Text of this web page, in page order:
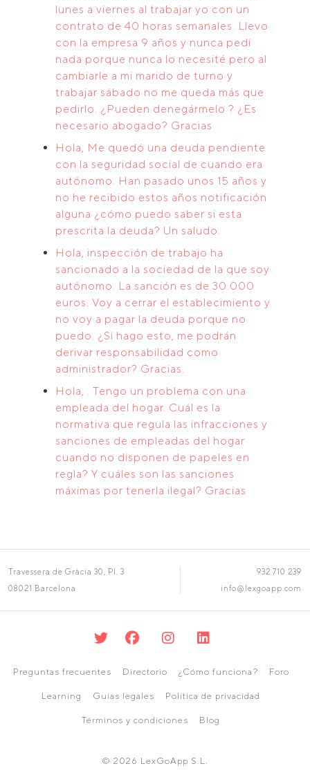
lunes a viernes al trabajar yo con un
contrato de 40 horas semanales. Llevo
con la empresa 9 años y nunca pedí
nada porque nunca lo necesité pero al
cambiarle a mi marido de turno y
trabajar sábado no me queda más que
pedirlo. ¿Pueden denegármelo ? ¿Es
necesario abogado? Gracias
Hola, Me quedó una deuda pendiente
con la seguridad social de cuando era
autónomo. Han pasado unos 15 años y
no he recibido estos años notificación
alguna ¿cómo puedo saber si esta
prescrita la deuda? Un saludo.
Hola, inspección de trabajo ha
sancionado a la sociedad de la que soy
autónomo. La sanción es de 30.000
euros. Voy a cerrar el establecimiento y
no voy a pagar la deuda porque no
puedo. ¿Si hago esto, me podrán
derivar responsabilidad como
administrador? Gracias.
Hola, . Tengo un problema con una
empleada del hogar. Cuál es la
normativa que regula las infracciones y
sanciones de empleadas del hogar
cuando no disponen de papeles en
regla? Y cuáles son las sanciones
máximas por tenerla ilegal? Gracias
Travessera de Gràcia 30, Pl. 3
08021 Barcelona
932 710 239
info@lexgoapp.com
Preguntas frecuentes Directorio ¿Cómo funciona? Foro
Learning Guías legales Política de privacidad
Términos y condiciones Blog
© 2026 LexGoApp S.L.